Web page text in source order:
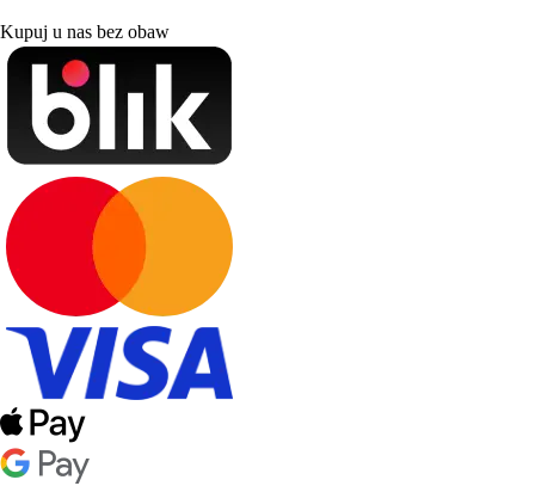
Kupuj u nas bez obaw